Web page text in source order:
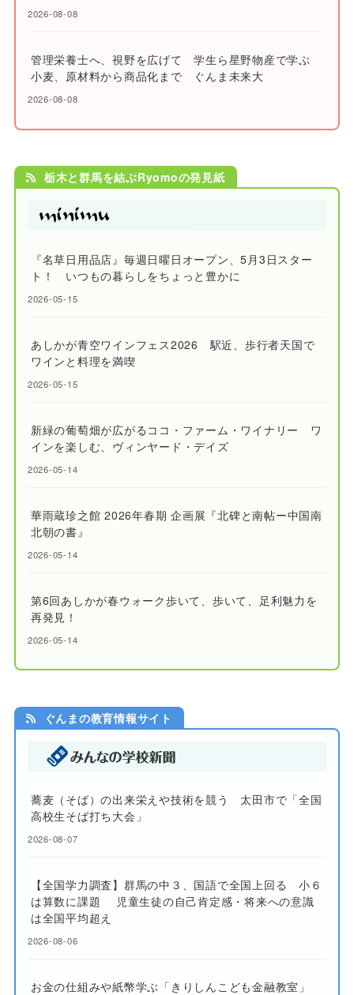
2026-08-08
管理栄養士へ、視野を広げて 学生ら星野物産で学ぶ
小麦、原材料から商品化まで ぐんま未来大
2026-08-08
栃木と群馬を結ぶRyomoの発見紙
『名草日用品店』毎週日曜日オープン、5月3日スター
ト！ いつもの暮らしをちょっと豊かに
2026-05-15
あしかが青空ワインフェス2026 駅近、歩行者天国で
ワインと料理を満喫
2026-05-15
新緑の葡萄畑が広がるココ・ファーム・ワイナリー ワ
インを楽しむ、ヴィンヤード・デイズ
2026-05-14
華雨蔵珍之館 2026年春期 企画展『北碑と南帖ー中国南
北朝の書』
2026-05-14
第6回あしかが春ウォーク歩いて、歩いて、足利魅力を
再発見！
2026-05-14
ぐんまの教育情報サイト
蕎麦（そば）の出来栄えや技術を競う 太田市で「全国
高校生そば打ち大会」
2026-08-07
【全国学力調査】群馬の中３、国語で全国上回る 小６
は算数に課題 児童生徒の自己肯定感・将来への意識
は全国平均超え
2026-08-06
お金の仕組みや紙幣学ぶ「きりしんこども金融教室」